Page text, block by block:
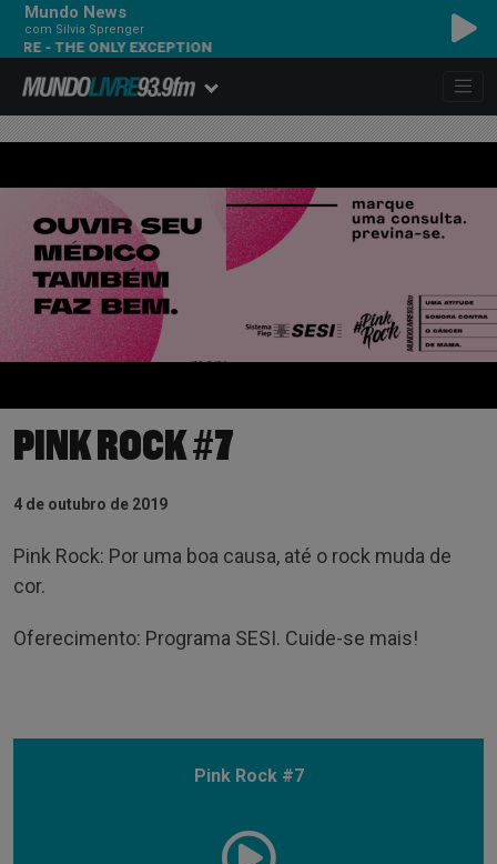
Mundo News
com Silvia Sprenger
THE ONLY EXCEPTION
PINK ROCK #7
4 de outubro de 2019
Pink Rock: Por uma boa causa, até o rock muda de
cor.
Oferecimento: Programa SESI. Cuide-se mais!
Pink Rock #7